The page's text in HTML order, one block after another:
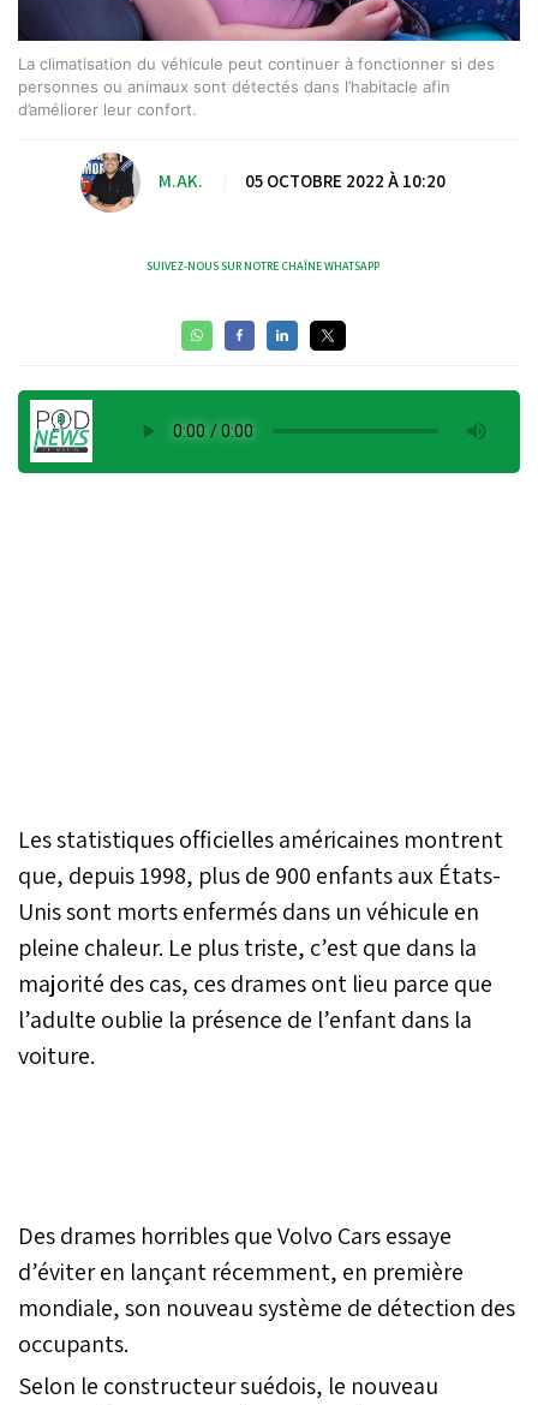
La climatisation du véhicule peut continuer à fonctionner si des
personnes ou animaux sont détectés dans l’habitacle afin
d’améliorer leur confort.
M.AK. 05 OCTOBRE 2022 À 10:20
SUIVEZ-NOUS SUR NOTRE CHAÎNE WHATSAPP
Les statistiques officielles américaines montrent
que, depuis 1998, plus de 900 enfants aux États-
Unis sont morts enfermés dans un véhicule en
pleine chaleur. Le plus triste, c’est que dans la
majorité des cas, ces drames ont lieu parce que
l’adulte oublie la présence de l’enfant dans la
voiture.
Des drames horribles que Volvo Cars essaye
d’éviter en lançant récemment, en première
mondiale, son nouveau système de détection des
occupants.
Selon le constructeur suédois, le nouveau